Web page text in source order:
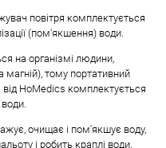
повітря комплектується
(пом'якшення) води.
на організмі людини,
магній), тому портативний
HoMedics комплектується
очищає і пом'якшує воду,
і робить краплі води,